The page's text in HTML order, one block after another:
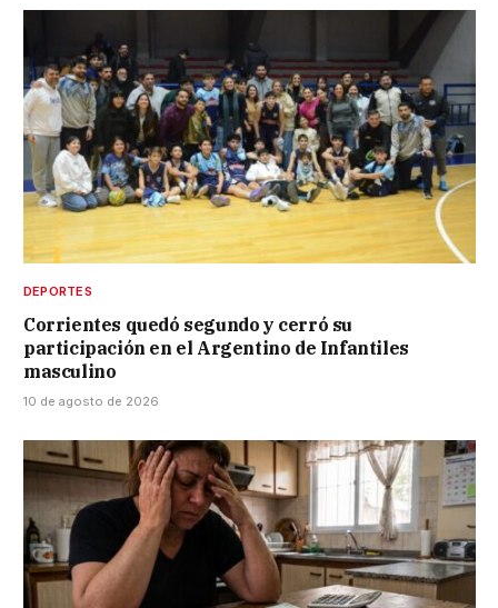
DEPORTES
Corrientes quedó segundo y cerró su
participación en el Argentino de Infantiles
masculino
10 de agosto de 2026